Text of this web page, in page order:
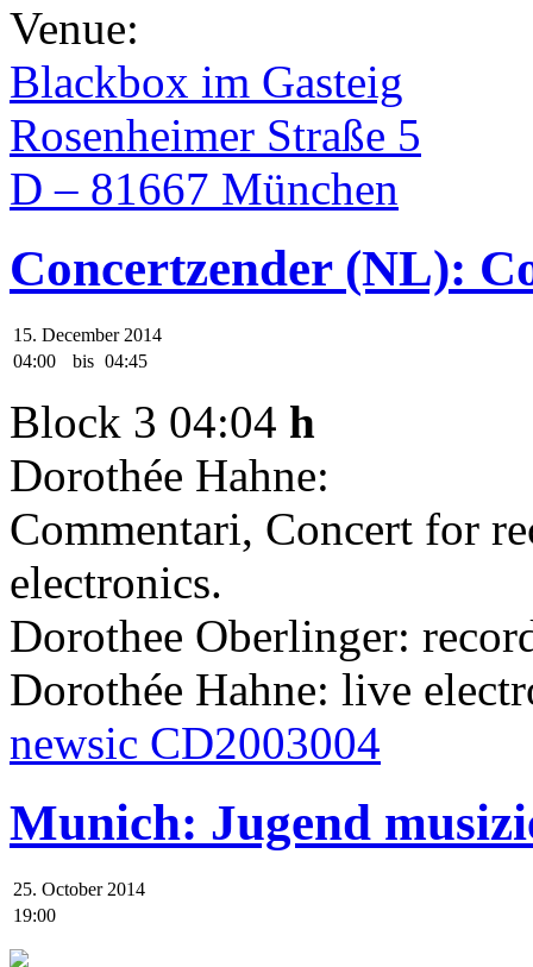
Venue:
Blackbox im Gasteig
Rosenheimer Straße 5
D – 81667 München
Concertzender (NL):
15. December 2014
04:00
bis 04:45
Block 3 04:04 h
Dorothée Hahne:
Commentari, Concert for
electronics.
Dorothee Oberlinger:
Dorothée Hahne: live
newsic CD2003004
Munich: Jugend
25. October 2014
19:00